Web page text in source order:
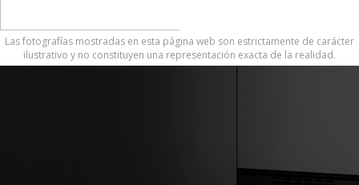
Las fotografías mostradas en esta página web son estrictamente de carácter
ilustrativo y no constituyen una representación exacta de la realidad.